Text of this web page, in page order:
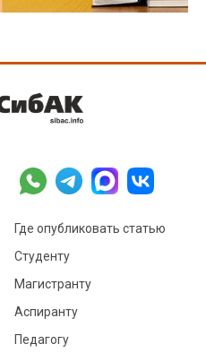
Где опубликовать статью
Студенту
Магистранту
Аспиранту
Педагогу